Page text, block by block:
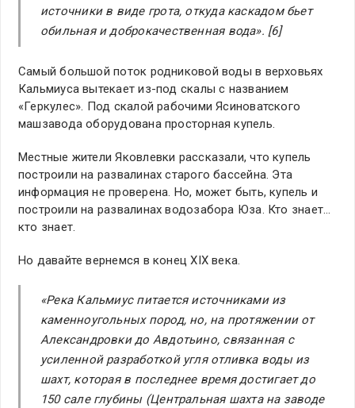
источники в виде грота, откуда каскадом бьет
обильная и доброкачественная вода». [6]
Самый большой поток родниковой воды в верховьях
Кальмиуса вытекает из-под скалы с названием
«Геркулес». Под скалой рабочими Ясиноватского
машзавода оборудована просторная купель.
Местные жители Яковлевки рассказали, что купель
построили на развалинах старого бассейна. Эта
информация не проверена. Но, может быть, купель и
построили на развалинах водозабора Юза. Кто знает…
кто знает.
Но давайте вернемся в конец XIX века.
«Река Кальмиус питается источниками из
каменноугольных пород, но, на протяжении от
Александровки до Авдотьино, связанная с
усиленной разработкой угля отливка воды из
шахт, которая в последнее время достигает до
150 сале глубины (Центральная шахта на заводе